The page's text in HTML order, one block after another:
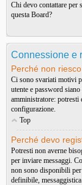
Chi devo contattare per
questa Board?
Connessione e
Perché non
Ci sono svariati motivi
utente e password
amministratore: potresti
configurazione.
Top
Perché devo
Potresti non averne
per inviare messaggi.
non sono disponibili
definibile,